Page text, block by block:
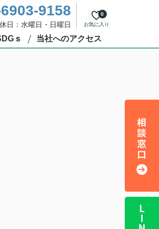
9158
日：水曜日・日曜日 お気に入り
0
ｓ 当社へのアクセス